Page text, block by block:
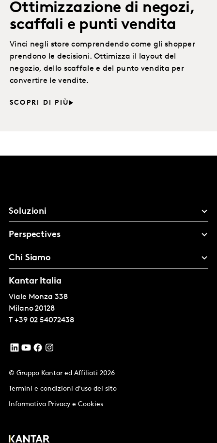
Ottimizzazione di negozi,
scaffali e punti vendita
Vinci negli store comprendendo come gli shopper
prendono le decisioni. Ottimizza il layout del
negozio, dello scaffale e del punto vendita per
convertire le vendite.
SCOPRI DI PIÙ
Soluzioni
Perspectives
Chi Siamo
Kantar Italia
Viale Monza 338
Milano 20128
T +39 02 54072438
© Gruppo Kantar ed Affiliati 2026
Termini e condizioni d'uso del sito
Informativa Privacy e Cookies